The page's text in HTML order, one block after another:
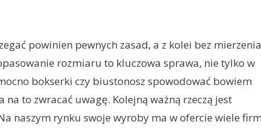
powinien pewnych zasad, a z kolei bez mierzenia
rozmiaru to kluczowa sprawa, nie tylko w
bokserki czy biustonosz spowodować bowiem
to zwracać uwagę. Kolejną ważną rzeczą jest
naszym rynku swoje wyroby ma w ofercie wiele